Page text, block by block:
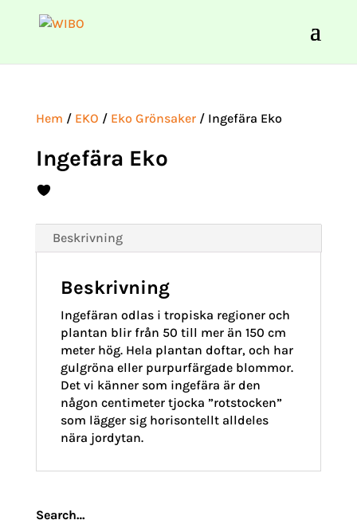
Hem / EKO / Eko Grönsaker/ Ingefära Eko
Ingefära Eko
Beskrivning
Beskrivning
Ingefäran odlas i tropiska regioner och
plantan blir från 50 till mer än 150 cm
meter hög. Hela plantan doftar, och har
gulgröna eller purpurfärgade blommor.
Det vi känner som ingefära är den
någon centimeter tjocka ”rotstocken”
som lägger sig horisontellt alldeles
nära jordytan.
Search…